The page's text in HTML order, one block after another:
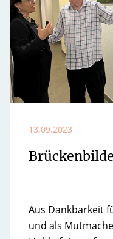
13.09.2023
Aus Dankbarkeit
und als